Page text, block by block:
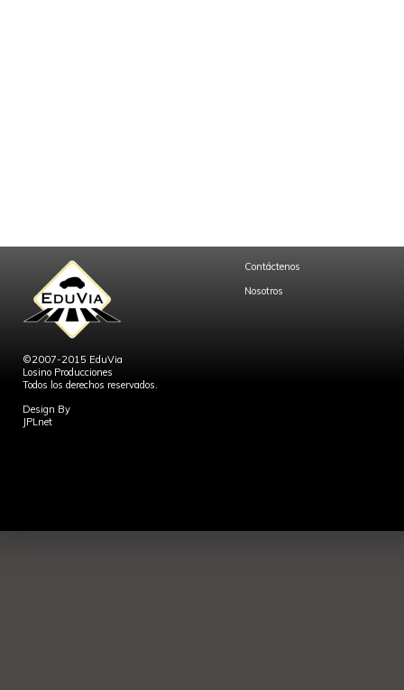
©2007-2015 EduVia
Losino Producciones
Todos los derechos reservados.
Design By
JPLnet
Contáctenos
Nosotros